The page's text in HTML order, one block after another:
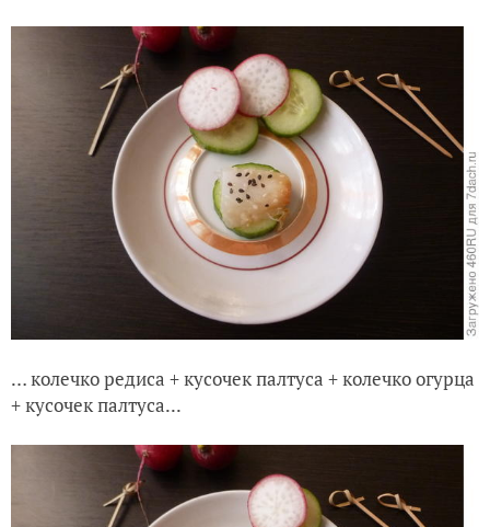
… колечко редиса + кусочек палтуса + колечко огурца
+ кусочек палтуса...